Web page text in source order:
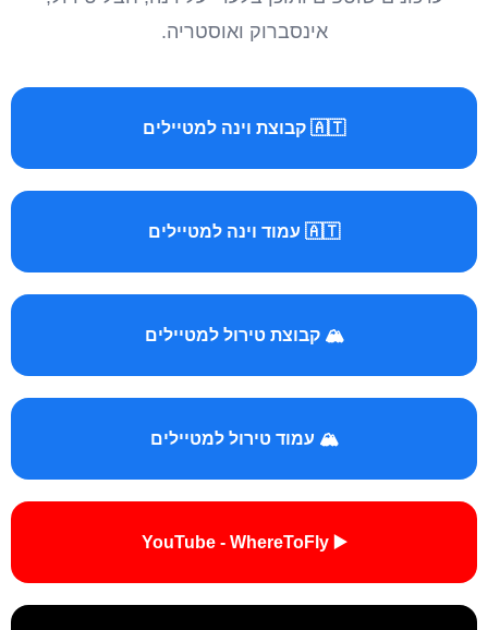
אינסברוק ואוסטריה.
🇦🇹 קבוצת וינה למטיילים
🇦🇹 עמוד וינה למטיילים
🏔️ קבוצת טירול למטיילים
🏔️ עמוד טירול למטיילים
▶️ YouTube - WhereToFly